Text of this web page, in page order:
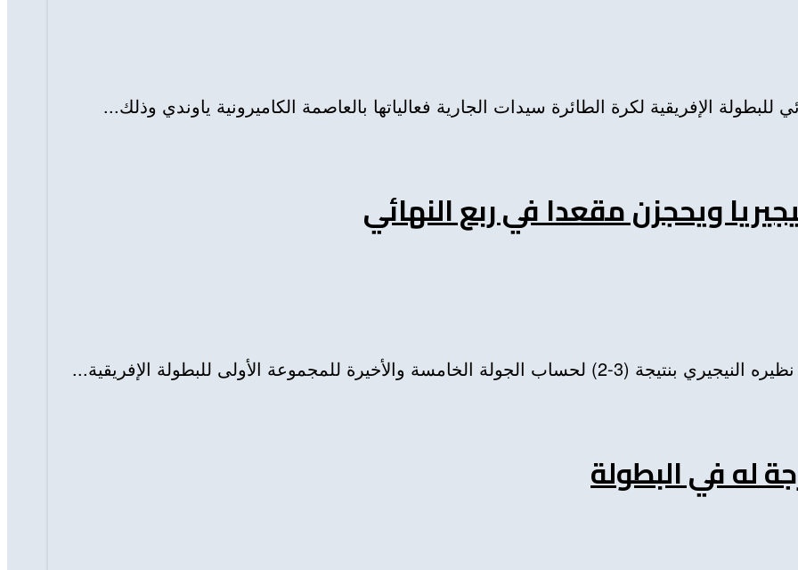
الإفريقية لكرة الطائرة سيدات الجارية فعالياتها بالعاصمة الكاميرونية ياوندي وذلك...
ويحجزن مقعدا في ربع النهائي
للمجموعة الأولى للبطولة الإفريقية...
له في البطولة